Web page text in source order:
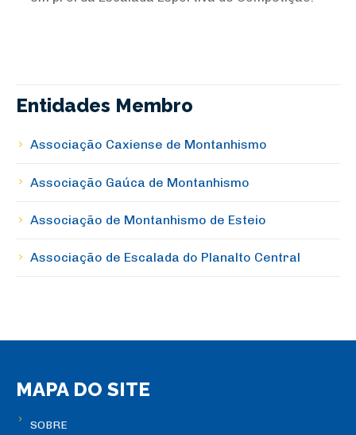
Entidades Membro
Associação Caxiense de Montanhismo
Associação Gaúca de Montanhismo
Associação de Montanhismo de Esteio
Associação de Escalada do Planalto Central
MAPA DO SITE
SOBRE